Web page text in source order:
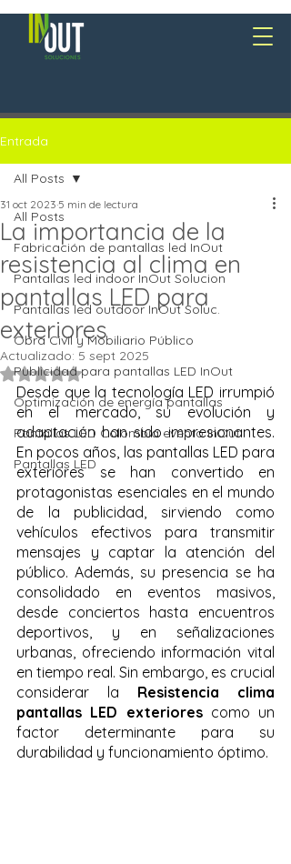
Entrada
All Posts
Fabricación de pantallas led InOut
Pantallas led indoor InOut Solucion
Pantallas led outdoor InOut Soluc.
Obra Civil y Mobiliario Público
Publicidad para pantallas LED InOut
Optimización de energía pantallas
Pantallas LED Colombia evento InOut
Pantallas LED
All Posts
La importancia de la
resistencia al clima en
pantallas LED para
exteriores
31 oct 2023 5 min de lectura
Actualizado: 5 sept 2025
Obtuvo NaN de 5 estrellas.
Desde que la tecnología LED irrumpió
en el mercado, su evolución y
adaptación han sido impresionantes.
En pocos años, las pantallas LED para
exteriores se han convertido en
protagonistas esenciales en el mundo
de la publicidad, sirviendo como
vehículos efectivos para transmitir
mensajes y captar la atención del
público. Además, su presencia se ha
consolidado en eventos masivos,
desde conciertos hasta encuentros
deportivos, y en señalizaciones
urbanas, ofreciendo información vital
en tiempo real. Sin embargo, es crucial
considerar la Resistencia clima
pantallas LED exteriores como un
factor determinante para su
durabilidad y funcionamiento óptimo.